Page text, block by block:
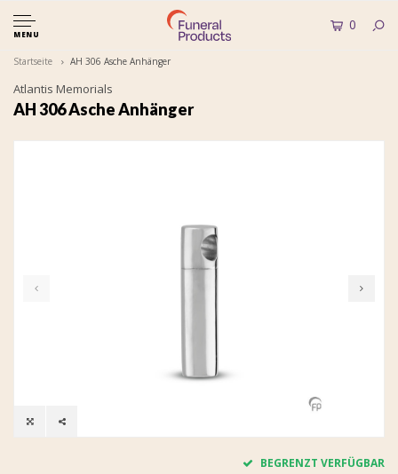
MENU
0
Startseite AH 306 Asche Anhänger
Atlantis Memorials
AH 306 Asche Anhänger
BEGRENZT VERFÜGBAR